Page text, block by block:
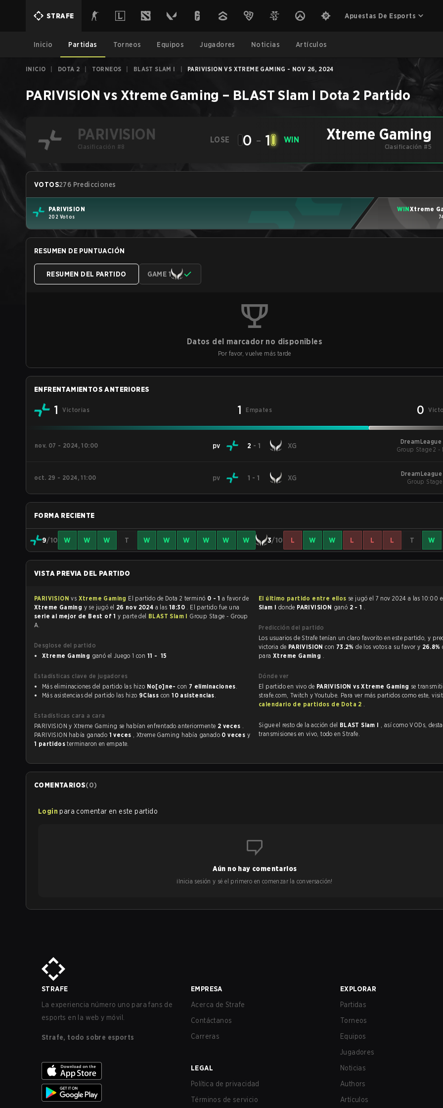
STRAFE Apuestas De Esports
Inicio Partidas Torneos Equipos Jugadores Noticias Artículos
INICIO DOTA 2 TORNEOS BLAST SLAM I PARIVISION VS XTREME GAMING - NOV 26, 2024
PARIVISION vs Xtreme Gaming – BLAST Slam I Dota 2 Partido
PARIVISION
Clasificación #8
LOSE 0 - 1 WIN Xtreme Gaming
Clasificación #5
VOTOS276 Predicciones
PARIVISION
202 Votos
WINXtreme
RESUMEN DE PUNTUACIÓN
RESUMEN DEL PARTIDO GAME 1
Datos del marcador no disponibles
Por favor, vuelve más tarde
ENFRENTAMIENTOS ANTERIORES
1 Victorias 1 Empates 0
nov. 07 - 2024, 10:00 pv 2 - 1 XG
Group Stage 2 -
oct. 29 - 2024, 11:00 pv 1 -1 XG
Group
FORMA RECIENTE
9/10 W W W T W W W W W W 3/10 L W W L L L T W
VISTA PREVIA DEL PARTIDO
PARIVISIONvs Xtreme Gaming El partido de Dota 2 terminó 0 - 1 a favor de
Xtreme Gaming y se jugó el 26 nov 2024 a las 18:30 . El partido fue una
serie al mejor de Best of 1y parte del BLAST Slam I Group Stage - Group
A.
Desglose del partido
Xtreme Gaming
ganó el Juego 1 con 11 - 15
Estadísticas clave de jugadores
Más eliminaciones del partido las hizo No[o]ne- con 7 eliminaciones.
Más asistencias del partido las hizo 9Class con10 asistencias.
Estadísticas cara a cara
PARIVISION y Xtreme Gaming se habían enfrentado anteriormente 2 veces .
PARIVISION había ganado 1 veces , Xtreme Gaming había ganado 0 veces y
1 partidosterminaron en empate.
El último partido entre ellos se jugó el 7 nov 2024 a las 10:00
Slam I donde PARIVISION ganó 2 - 1 .
Predicción del partido
Los usuarios de Strafe tenían un claro favorito en este partido, y predijeron la
victoria de PARIVISIONcon 73.2%de los votos a su favor y 26.8%
para Xtreme Gaming .
Dónde ver
El partido en vivo de PARIVISION vs Xtreme Gaming se
strafe.com, Twitch y Youtube. Para ver más partidos como este,
calendario de partidos de Dota 2 .
Sigue el resto de la acción del BLAST Slam I , así como VODs, destacados y
transmisiones en vivo, todo en Strafe.
COMENTARIOS(0)
Login para comentar en este partido
Aún no hay comentarios
¡Inicia sesión y sé el primero en comenzar la conversación!
STRAFE
La experiencia número uno para fans de
esports en la web y móvil.
Strafe, todo sobre esports
EMPRESA
Acerca de Strafe
Contáctanos
Carreras
LEGAL
Política de privacidad
Términos de servicio
EXPLORAR
Partidas
Torneos
Equipos
Jugadores
Noticias
Authors
Artículos